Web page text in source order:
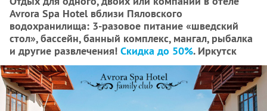
Avrora Spa Hotel вблизи Пяловского
водохранилища: 3-разовое питание «шведский
стол», бассейн, банный комплекс, мангал, рыбалка
и другие развлечения! Скидка до 50%. Иркутск